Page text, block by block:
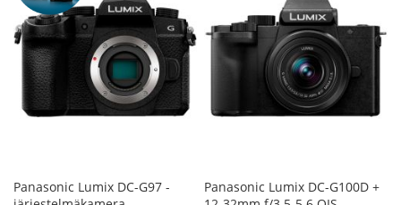
Panasonic Lumix DC-G97 -
Panasonic Lumix DC-G100D +